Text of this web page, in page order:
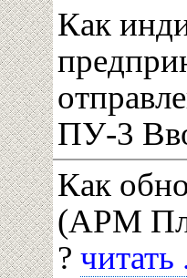
Как
ПУ-3
Как
(АРМ
? читать